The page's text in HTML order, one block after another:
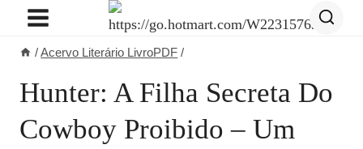
Pular
/Acervo Literário LivroPDF /
Hunter: A Filha Secreta Do
Cowboy Proibido – Um